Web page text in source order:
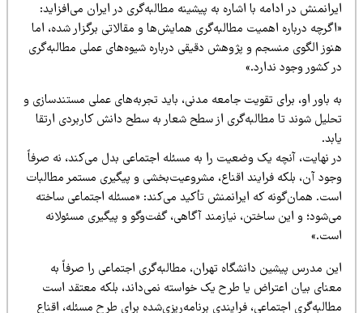
در ادامه با اشاره به پیشینه مطالبه‌گری در ایران می‌افزاید:
درباره اهمیت مطالبه‌گری همایش‌ها و مقالاتی برگزار شده، اما
الگوی منسجم و پژوهش دقیقی درباره شیوه‌های عملی مطالبه‌گری
کشور وجود ندارد.»
باور او، برای تقویت جامعه مدنی، باید تجربه‌های عملی مستندسازی و
شوند تا مطالبه‌گری از سطح شعار به سطح دانش کاربردی ارتقا
نهایت، آنچه یک وضعیت را به مسئله اجتماعی بدل می‌کند، نه صرفاً
آن، بلکه فرایند اقناع، مشروعیت‌بخشی و پیگیری مستمر مطالبات
همان‌گونه که ایرانمنش تأکید می‌کند: «مسئله اجتماعی ساخته
و این ساختن، نیازمند آگاهی، گفت‌وگو و پیگیری مسئولانه
مدرس پیشین دانشگاه تهران، مطالبه‌گری اجتماعی را صرفاً به
بیان اعتراض یا طرح یک خواسته نمی‌داند، بلکه معتقد است
اجتماعی، فرایندی برنامه‌ریزی‌شده برای طرح مسئله، اقناع